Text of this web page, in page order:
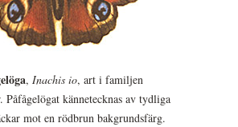
, Inachis io, art i familjen
kännetecknas av tydliga
mot en rödbrun bakgrundsfärg.